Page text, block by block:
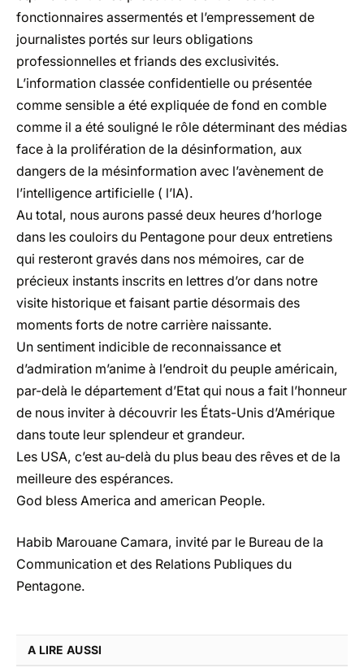
fonctionnaires assermentés et l’empressement de
journalistes portés sur leurs obligations
professionnelles et friands des exclusivités.
L’information classée confidentielle ou présentée
comme sensible a été expliquée de fond en comble
comme il a été souligné le rôle déterminant des médias
face à la prolifération de la désinformation, aux
dangers de la mésinformation avec l’avènement de
l’intelligence artificielle ( l’IA).
Au total, nous aurons passé deux heures d’horloge
dans les couloirs du Pentagone pour deux entretiens
qui resteront gravés dans nos mémoires, car de
précieux instants inscrits en lettres d’or dans notre
visite historique et faisant partie désormais des
moments forts de notre carrière naissante.
Un sentiment indicible de reconnaissance et
d’admiration m’anime à l’endroit du peuple américain,
par-delà le département d’Etat qui nous a fait l’honneur
de nous inviter à découvrir les États-Unis d’Amérique
dans toute leur splendeur et grandeur.
Les USA, c’est au-delà du plus beau des rêves et de la
meilleure des espérances.
God bless America and american People.
Habib Marouane Camara, invité par le Bureau de la
Communication et des Relations Publiques du
Pentagone.
A LIRE AUSSI